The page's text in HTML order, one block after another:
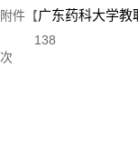
附件【广东药科大学教
138
次